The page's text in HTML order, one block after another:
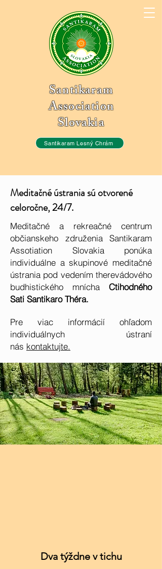
Santikaram
Association
Slovakia
Santikaram Lesný Chrám
Meditačné ústrania sú otvorené
celoročne, 24/7.
Meditačné a rekreačné centrum
občianskeho združenia Santikaram
Assotiation Slovakia ponúka
individuálne a skupinové meditačné
ústrania pod vedením therevádového
budhistického mnícha Ctihodného
Sati Santikaro Théra.
Pre viac informácií ohľadom
individuálnych ústraní
nás kontaktujte.
Dva týždne v tichu